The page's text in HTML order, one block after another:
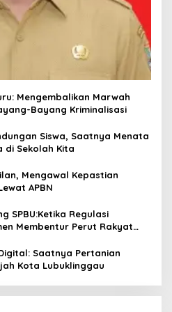
Mengembalikan Marwah
Bayang Kriminalisasi
Siswa, Saatnya Menata
di Sekolah Kita
Mengawal Kepastian
APBN
SPBU:Ketika Regulasi
Membentur Perut Rakyat
Saatnya Pertanian
Presisi Mengubah Wajah Kota Lubuklinggau